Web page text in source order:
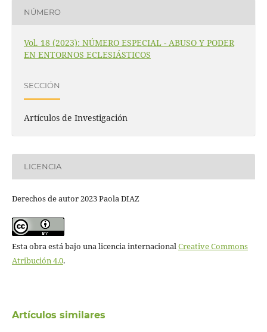
NÚMERO
Vol. 18 (2023): NÚMERO ESPECIAL - ABUSO Y PODER
EN ENTORNOS ECLESIÁSTICOS
SECCIÓN
Artículos de Investigación
LICENCIA
Derechos de autor 2023 Paola DIAZ
Esta obra está bajo una licencia internacionalCreative Commons
Atribución 4.0.
Artículos similares